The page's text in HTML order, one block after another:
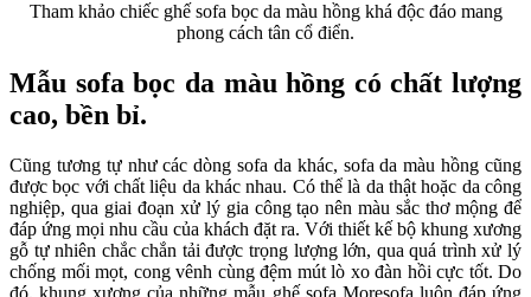
Tham khảo chiếc ghế sofa bọc da màu hồng khá độc đáo mang
phong cách tân cổ điển.
Mẫu sofa bọc da màu hồng có chất lượng
cao, bền bỉ.
Cũng tương tự như các dòng sofa da khác, sofa da màu hồng cũng
được bọc với chất liệu da khác nhau. Có thể là da thật hoặc da công
nghiệp, qua giai đoạn xử lý gia công tạo nên màu sắc thơ mộng để
đáp ứng mọi nhu cầu của khách đặt ra. Với thiết kế bộ khung xương
gỗ tự nhiên chắc chắn tải được trọng lượng lớn, qua quá trình xử lý
chống mối mọt, cong vênh cùng đệm mút lò xo đàn hồi cực tốt. Do
đó, khung xương của những mẫu ghế sofa Moresofa luôn đáp ứng